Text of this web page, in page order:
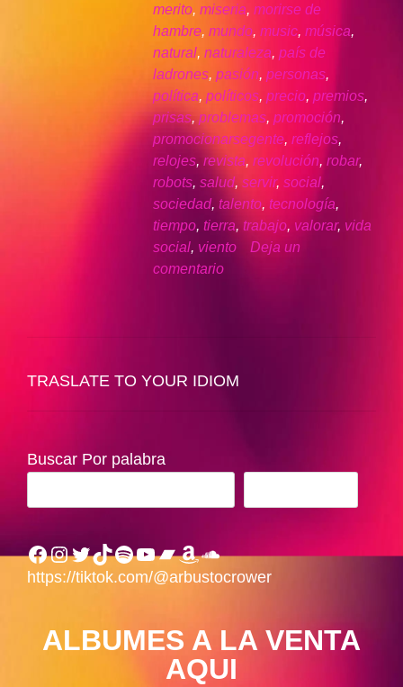
merito, miseria, morirse de
hambre, mundo, music, música,
natural, naturaleza, país de
ladrones, pasión, personas,
política, políticos, precio, premios,
prisas, problemas, promoción,
promocionarsegente, reflejos,
relojes, revista, revolución, robar,
robots, salud, servir, social,
sociedad, talento, tecnología,
tiempo, tierra, trabajo, valorar, vida
social, viento
Deja un
comentario
TRASLATE TO YOUR IDIOM
Buscar Por palabra
Facebook
Instagram
Twitter
TikTok
Spotify
YouTube
Bandcamp
Amazon
SoundCloud
https://tiktok.com/@arbustocrower
ALBUMES A LA VENTA
AQUI